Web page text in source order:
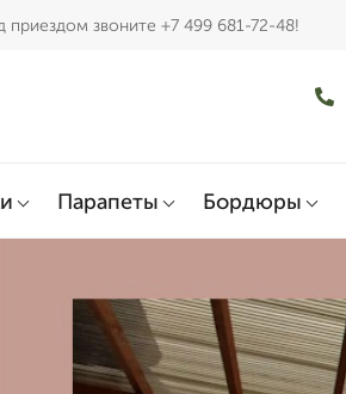
приездом звоните +7 499 681-72-48!
Парапеты Бордюры